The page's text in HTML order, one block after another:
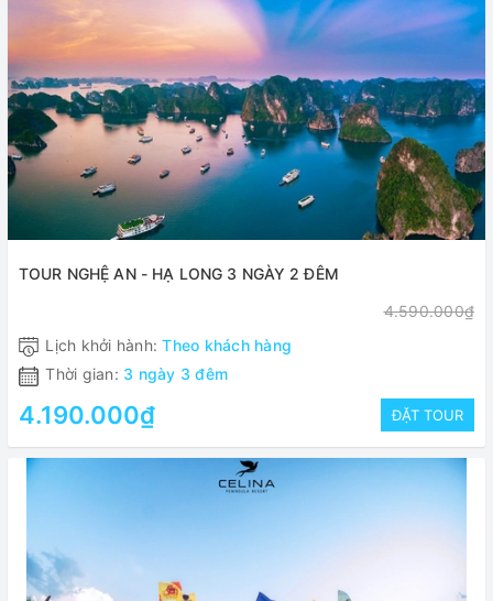
TOUR NGHỆ AN - HẠ LONG 3 NGÀY 2 ĐÊM
4.590.000₫
Lịch khởi hành:Theo khách hàng
Thời gian: 3 ngày 3 đêm
4.190.000₫ ĐẶT TOUR